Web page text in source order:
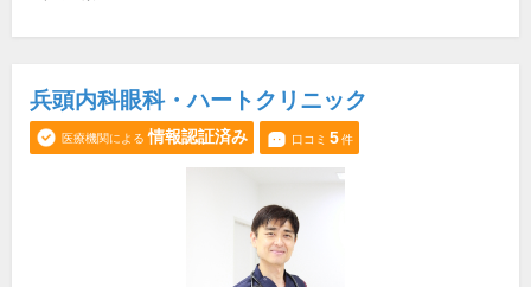
兵頭内科眼科・ハートクリニック
医療機関による 情報認証済み 口コミ 5件